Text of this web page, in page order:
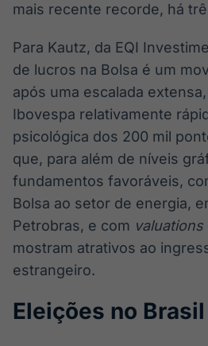
mais recente recorde, há
Para Kautz, da EQI
de lucros na Bolsa é um
após uma escalada
Ibovespa relativamente
psicológica dos 200 mil
que, para além de níveis
fundamentos favoráveis,
Bolsa ao setor de energia,
Petrobras, e com valuations
mostram atrativos ao
estrangeiro.
Eleições no Brasil